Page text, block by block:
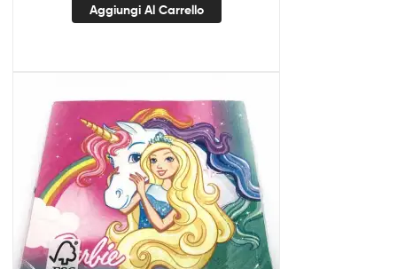
Aggiungi Al Carrello